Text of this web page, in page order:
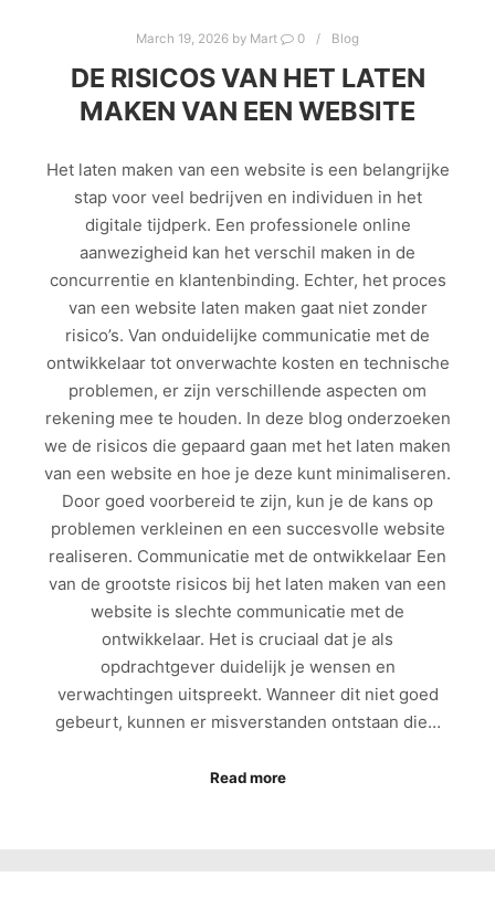
March 19, 2026 by Mart 0 Blog
DE RISICOS VAN HET LATEN
MAKEN VAN EEN WEBSITE
Het laten maken van een website is een belangrijke
stap voor veel bedrijven en individuen in het
digitale tijdperk. Een professionele online
aanwezigheid kan het verschil maken in de
concurrentie en klantenbinding. Echter, het proces
van een website laten maken gaat niet zonder
risico’s. Van onduidelijke communicatie met de
ontwikkelaar tot onverwachte kosten en technische
problemen, er zijn verschillende aspecten om
rekening mee te houden. In deze blog onderzoeken
we de risicos die gepaard gaan met het laten maken
van een website en hoe je deze kunt minimaliseren.
Door goed voorbereid te zijn, kun je de kans op
problemen verkleinen en een succesvolle website
realiseren. Communicatie met de ontwikkelaar Een
van de grootste risicos bij het laten maken van een
website is slechte communicatie met de
ontwikkelaar. Het is cruciaal dat je als
opdrachtgever duidelijk je wensen en
verwachtingen uitspreekt. Wanneer dit niet goed
gebeurt, kunnen er misverstanden ontstaan die…
Read more